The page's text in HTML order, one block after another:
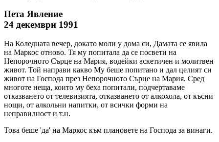
Пета Явление
24 декември 1991
На Коледната вечер, докато моли у дома си, Дамата се явила
на Маркос отново. Тя му попитала да се посвети на
Непорочното Сърце на Мария, водейки аскетичен и молитвен
живот. Той направи какво Му беше попитано и дал целият си
живот на Господа през Непорочното Сърце на Мария. Сред
многоте неща, които му беха попитали, подчертаваме
отказването от телевизията, отказването от алкохола, от късни
нощи, от алкольни напитки, от всички форми на
неправилност и т.н.
Това беше 'да' на Маркос към плановете на Господа за винаги.